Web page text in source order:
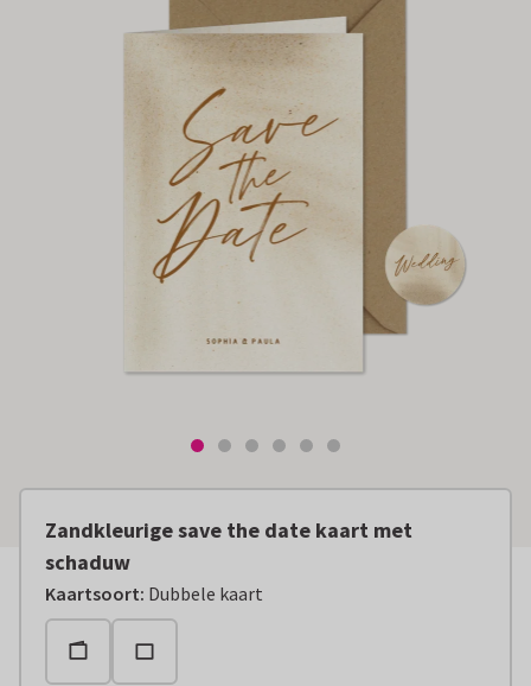
Zandkleurige save the date kaart met
schaduw
Kaartsoort: Dubbele kaart